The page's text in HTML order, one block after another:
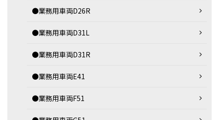
●業務用車両D26R
●業務用車両D31L
●業務用車両D31R
●業務用車両E41
●業務用車両F51